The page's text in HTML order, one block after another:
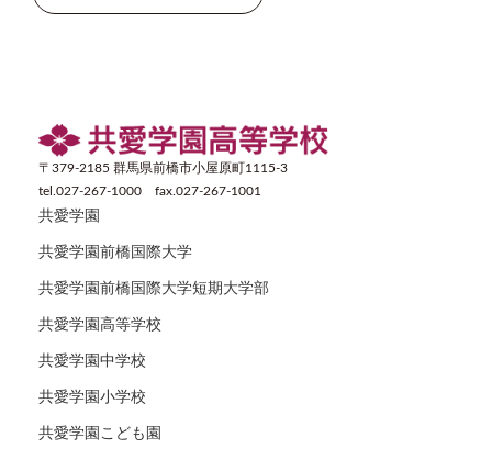
〒379-2185 群馬県前橋市小屋原町1115-3
tel.027-267-1000 fax.027-267-1001
共愛学園
共愛学園前橋国際大学
共愛学園前橋国際大学短期大学部
共愛学園高等学校
共愛学園中学校
共愛学園小学校
共愛学園こども園